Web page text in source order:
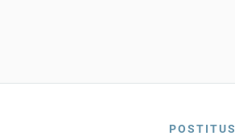
POSTITUS